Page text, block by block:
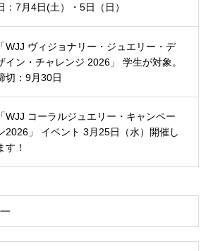
：7月4日(土）・5日（日）
「WJJ ヴィジョナリー・ジュエリー・デ
イン・チャレンジ 2026」 学生が対象。
切：9月30日
「WJJ コーラルジュエリー・キャンペー
2026」 イベント 3月25日（水）開催し
す！